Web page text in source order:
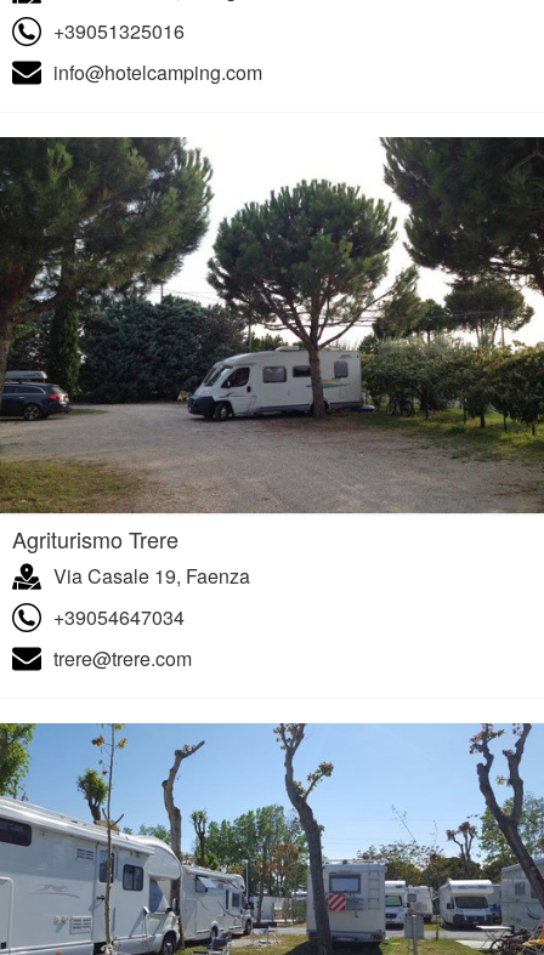
+39051325016
info@hotelcamping.com
Agriturismo Trere
Via Casale 19, Faenza
+39054647034
trere@trere.com